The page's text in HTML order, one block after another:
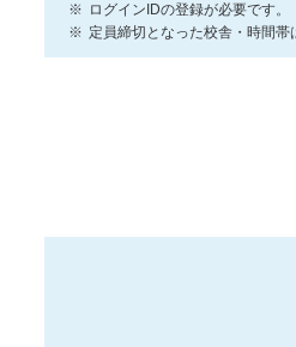
ログインIDの登録が必要です。
定員締切となった校舎・時間帯